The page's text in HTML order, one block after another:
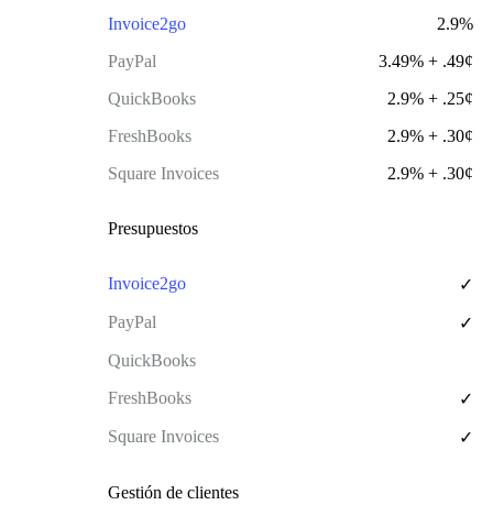
2.9%
3.49% + .49¢
2.9% + .25¢
2.9% + .30¢
2.9% + .30¢
Presupuestos
✓
✓
✓
✓
Gestión de clientes